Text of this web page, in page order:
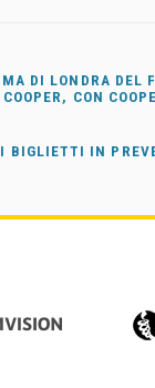
DI LONDRA DEL
CON
I BIGLIETTI IN